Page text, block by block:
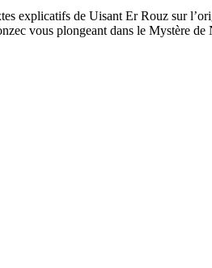
explicatifs de Uisant Er Rouz sur
vous plongeant dans le Mystère